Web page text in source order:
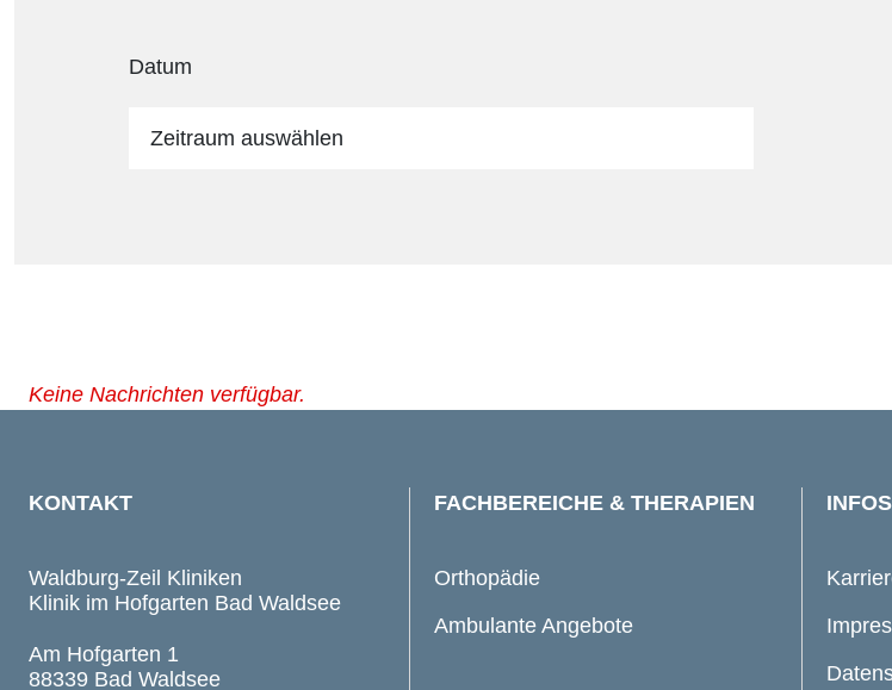
Datum
Zeitraum auswählen
Keine Nachrichten verfügbar.
KONTAKT
Waldburg-Zeil Kliniken
Klinik im Hofgarten Bad Waldsee
Am Hofgarten 1
88339 Bad Waldsee
FACHBEREICHE & THERAPIEN
Orthopädie
Ambulante Angebote
INFOS